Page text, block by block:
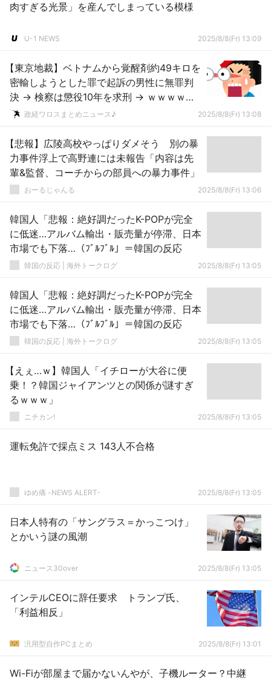
肉すぎる光景」を産んでしまっている模様
U-1 NEWS 2025/8/8(Fr) 13:09
【東京地裁】ベトナムから覚醒剤約49キロを
密輸しようとした罪で起訴の男性に無罪判
決 → 検察は懲役10年を求刑 → ｗｗｗｗｗ
ｗｗｗｗｗｗｗｗｗｗｗｗｗｗｗ
政経ワロスまとめニュース♪ 2025/8/8(Fr) 13:08
【悲報】広陵高校やっぱりダメそう 別の暴
力事件浮上で高野連には未報告「内容は先
輩&監督、コーチからの部員への暴力事件」
おーるじゃんる 2025/8/8(Fr) 13:06
韓国人「悲報：絶好調だったK-POPが完全
に低迷…アルバム輸出・販売量が停滞、日本
市場でも下落…（ﾌﾞﾙﾌﾞﾙ」＝韓国の反応
韓国の反応 | 海外トークログ 2025/8/8(Fr) 13:05
韓国人「悲報：絶好調だったK-POPが完全
に低迷…アルバム輸出・販売量が停滞、日本
市場でも下落…（ﾌﾞﾙﾌﾞﾙ」＝韓国の反応
韓国の反応 | 海外トークログ 2025/8/8(Fr) 13:05
【えぇ…ｗ】韓国人「イチローが大谷に便
乗！？韓国ジャイアンツとの関係が謎すぎ
るｗｗｗ」
ニチカン! 2025/8/8(Fr) 13:05
運転免許で採点ミス 143人不合格
ゆめ痛 -NEWS ALERT- 2025/8/8(Fr) 13:05
日本人特有の「サングラス＝かっこつけ」
とかいう謎の風潮
ニュース30over 2025/8/8(Fr) 13:05
インテルCEOに辞任要求 トランプ氏、
「利益相反」
汎用型自作PCまとめ 2025/8/8(Fr) 13:01
Wi-Fiが部屋まで届かないんやが、子機ルーター？中継